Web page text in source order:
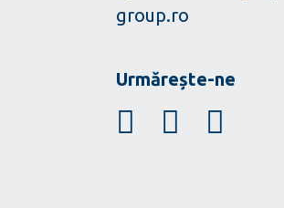
group.ro
Urmărește-ne